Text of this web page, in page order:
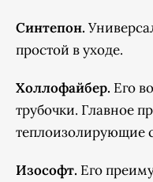
Синтепон.
простой в уходе.
Холлофайбер. Его
трубочки. Главное
теплоизолирующие
Изософт. Его